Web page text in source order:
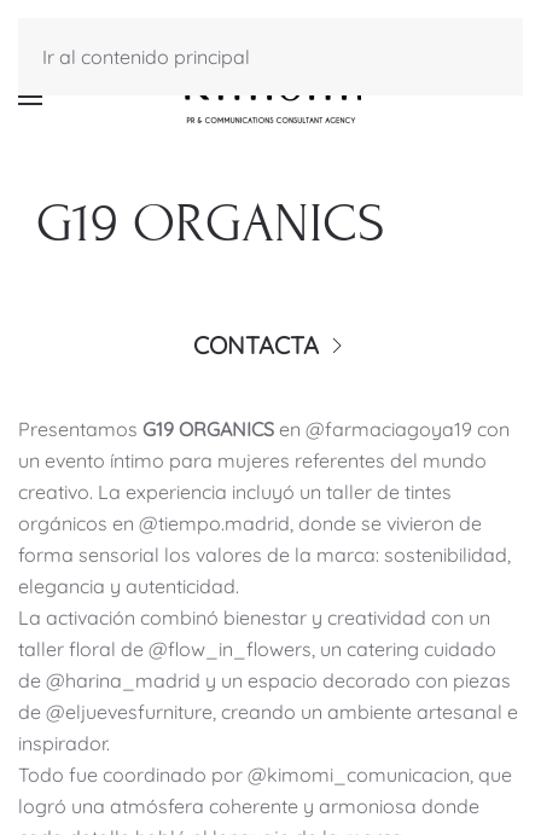
Ir al contenido principal
G19 ORGANICS
CONTACTA
Presentamos G19 ORGANICS en @farmaciagoya19 con
un evento íntimo para mujeres referentes del mundo
creativo. La experiencia incluyó un taller de tintes
orgánicos en @tiempo.madrid, donde se vivieron de
forma sensorial los valores de la marca: sostenibilidad,
elegancia y autenticidad.
La activación combinó bienestar y creatividad con un
taller floral de @flow_in_flowers, un catering cuidado
de @harina_madrid y un espacio decorado con piezas
de @eljuevesfurniture, creando un ambiente artesanal e
inspirador.
Todo fue coordinado por @kimomi_comunicacion, que
logró una atmósfera coherente y armoniosa donde